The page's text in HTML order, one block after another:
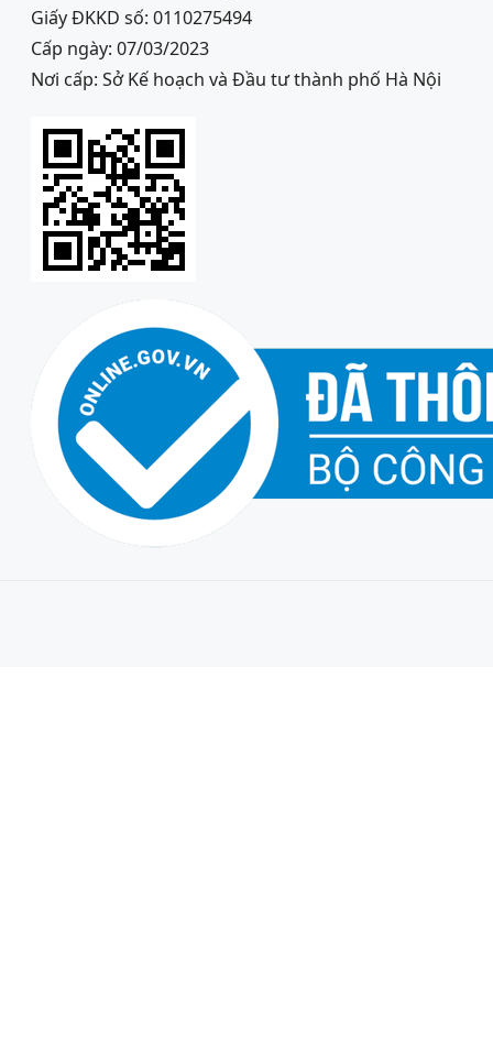
Giấy ĐKKD số: 0110275494
Cấp ngày: 07/03/2023
Nơi cấp: Sở Kế hoạch và Đầu tư thành phố Hà Nội